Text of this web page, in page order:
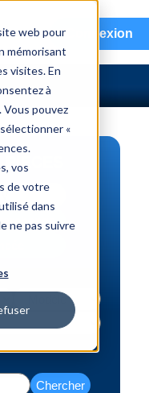
web pour
mémorisant
visites. En
à
Vous pouvez
«
vos
de votre
dans
ne pas suivre
Connexion
Chercher